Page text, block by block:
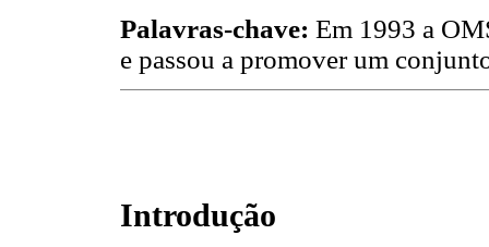
Palavras-chave: Em 1993 a
e passou a promover um
Introdução